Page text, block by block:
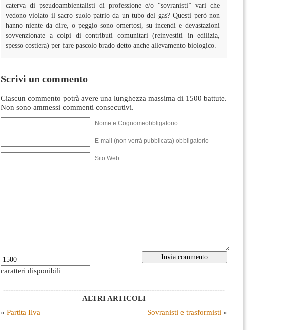
caterva di pseudoambientalisti di professione e/o “sovranisti” vari che
vedono violato il sacro suolo patrio da un tubo del gas? Questi però non
hanno niente da dire, o peggio sono omertosi, su incendi e devastazioni
sovvenzionate a colpi di contributi comunitari (reinvestiti in edilizia,
spesso costiera) per fare pascolo brado detto anche allevamento biologico.
Scrivi un commento
Ciascun commento potrà avere una lunghezza massima di 1500 battute.
Non sono ammessi commenti consecutivi.
Nome e Cognomeobbligatorio
E-mail (non verrà pubblicata) obbligatorio
Sito Web
caratteri disponibili
----------------------------------------------------------------------------------------
ALTRI ARTICOLI
« Partita Ilva Sovranisti e trasformisti »